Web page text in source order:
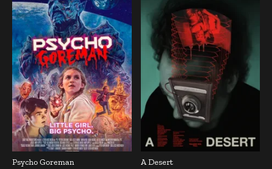
Psycho Goreman A Desert